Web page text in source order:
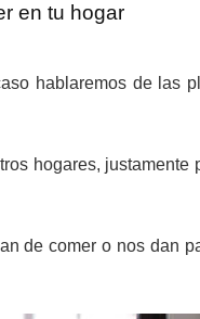
en tu hogar
hablaremos de las
hogares, justamente
de comer o nos dan